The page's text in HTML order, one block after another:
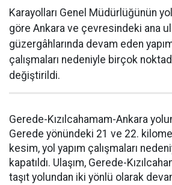
Karayolları Genel Müdürlüğünün
göre Ankara ve çevresindeki ana
güzergâhlarında devam eden
çalışmaları nedeniyle birçok
değiştirildi.
Gerede-Kızılcahamam-Ankara
Gerede yönündeki 21 ve 22.
kesim, yol yapım çalışmaları
kapatıldı. Ulaşım, Gerede-
taşıt yolundan iki yönlü olarak